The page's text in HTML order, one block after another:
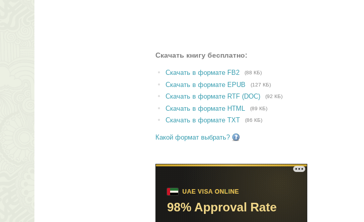
Скачать книгу бесплатно:
Скачать в формате FB2 (88 КБ)
Скачать в формате EPUB (127 КБ)
Скачать в формате RTF (DOC) (92 КБ)
Скачать в формате HTML (89 КБ)
Скачать в формате TXT (86 КБ)
Какой формат выбрать?